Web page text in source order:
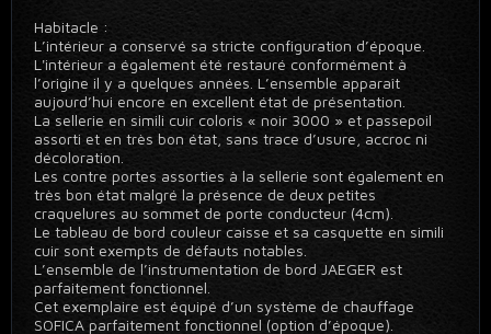
Habitacle :
L’intérieur a conservé sa stricte configuration d’époque.
L'intérieur a également été restauré conformément à
l’origine il y a quelques années. L’ensemble apparaît
aujourd’hui encore en excellent état de présentation.
La sellerie en simili cuir coloris « noir 3000 » et passepoil
assorti et en très bon état, sans trace d’usure, accroc ni
décoloration.
Les contre portes assorties à la sellerie sont également en
très bon état malgré la présence de deux petites
craquelures au sommet de porte conducteur (4cm).
Le tableau de bord couleur caisse et sa casquette en simili
cuir sont exempts de défauts notables.
L’ensemble de l’instrumentation de bord JAEGER est
parfaitement fonctionnel.
Cet exemplaire est équipé d’un système de chauffage
SOFICA parfaitement fonctionnel (option d’époque).